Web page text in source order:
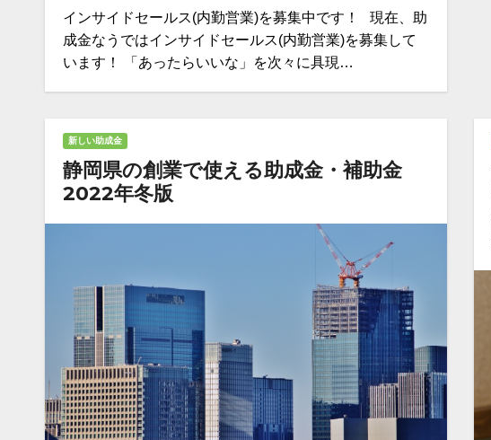
インサイドセールス(内勤営業)を募集中です！ 現在、助
成金なうではインサイドセールス(内勤営業)を募集して
います！ 「あったらいいな」を次々に具現…
新しい助成金
静岡県の創業で使える助成金・補助金
2022年冬版